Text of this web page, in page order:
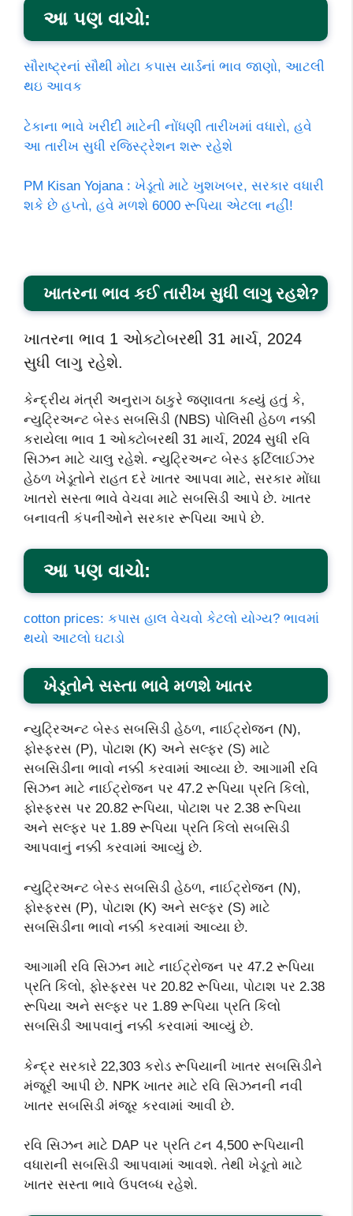
આ પણ વાચો:
સૌરાષ્ટ્રનાં સૌથી મોટા કપાસ યાર્ડનાં ભાવ જાણો, આટલી
થઇ આવક
ટેકાના ભાવે ખરીદી માટેની નોંધણી તારીખમાં વધારો, હવે
આ તારીખ સુધી રજિસ્ટ્રેશન શરૂ રહેશે
PM Kisan Yojana : ખેડૂતો માટે ખુશખબર, સરકાર વધારી
શકે છે હપ્તો, હવે મળશે 6000 રૂપિયા એટલા નહીં!
ખાતરના ભાવ કઈ તારીખ સુધી લાગુ રહશે?
ખાતરના ભાવ 1 ઓક્ટોબરથી 31 માર્ચ, 2024
સુધી લાગુ રહેશે.
કેન્દ્રીય મંત્રી અનુરાગ ઠાકુરે જણાવતા કહ્યું હતું કે,
ન્યુટ્રિઅન્ટ બેસ્ડ સબસિડી (NBS) પોલિસી હેઠળ નક્કી
કરાયેલા ભાવ 1 ઓક્ટોબરથી 31 માર્ચ, 2024 સુધી રવિ
સિઝન માટે ચાલુ રહેશે. ન્યુટ્રિઅન્ટ બેસ્ડ ફર્ટિલાઈઝર
હેઠળ ખેડૂતોને રાહત દરે ખાતર આપવા માટે, સરકાર મોંઘા
ખાતરો સસ્તા ભાવે વેચવા માટે સબસિડી આપે છે. ખાતર
બનાવતી કંપનીઓને સરકાર રૂપિયા આપે છે.
આ પણ વાચો:
cotton prices: કપાસ હાલ વેચવો કેટલો યોગ્ય? ભાવમાં
થયો આટલો ઘટાડો
ખેડૂતોને સસ્તા ભાવે મળશે ખાતર
ન્યુટ્રિઅન્ટ બેસ્ડ સબસિડી હેઠળ, નાઈટ્રોજન (N),
ફોસ્ફરસ (P), પોટાશ (K) અને સલ્ફર (S) માટે
સબસિડીના ભાવો નક્કી કરવામાં આવ્યા છે. આગામી રવિ
સિઝન માટે નાઈટ્રોજન પર 47.2 રૂપિયા પ્રતિ કિલો,
ફોસ્ફરસ પર 20.82 રૂપિયા, પોટાશ પર 2.38 રૂપિયા
અને સલ્ફર પર 1.89 રૂપિયા પ્રતિ કિલો સબસિડી
આપવાનું નક્કી કરવામાં આવ્યું છે.
ન્યુટ્રિઅન્ટ બેસ્ડ સબસિડી હેઠળ, નાઈટ્રોજન (N),
ફોસ્ફરસ (P), પોટાશ (K) અને સલ્ફર (S) માટે
સબસિડીના ભાવો નક્કી કરવામાં આવ્યા છે.
આગામી રવિ સિઝન માટે નાઈટ્રોજન પર 47.2 રૂપિયા
પ્રતિ કિલો, ફોસ્ફરસ પર 20.82 રૂપિયા, પોટાશ પર 2.38
રૂપિયા અને સલ્ફર પર 1.89 રૂપિયા પ્રતિ કિલો
સબસિડી આપવાનું નક્કી કરવામાં આવ્યું છે.
કેન્દ્ર સરકારે 22,303 કરોડ રૂપિયાની ખાતર સબસિડીને
મંજૂરી આપી છે. NPK ખાતર માટે રવિ સિઝનની નવી
ખાતર સબસિડી મંજૂર કરવામાં આવી છે.
રવિ સિઝન માટે DAP પર પ્રતિ ટન 4,500 રૂપિયાની
વધારાની સબસિડી આપવામાં આવશે. તેથી ખેડૂતો માટે
ખાતર સસ્તા ભાવે ઉપલબ્ધ રહેશે.